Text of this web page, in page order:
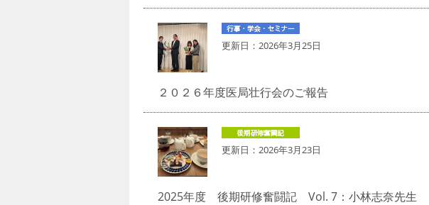
更新日： 2026年3月25日
２０２６年度医局壮行会のご報告
更新日： 2026年3月23日
2025年度 後期研修奮闘記 Vol. 7：小林志奈先生